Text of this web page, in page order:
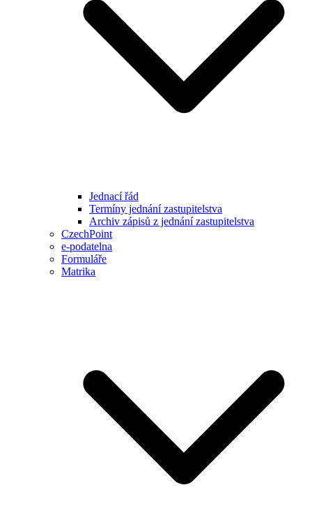
Jednací řád
Termíny jednání zastupitelstva
Archiv zápisů z jednání zastupitelstva
CzechPoint
e-podatelna
Formuláře
Matrika